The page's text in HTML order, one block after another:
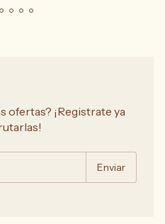
ofertas? ¡Registrate ya